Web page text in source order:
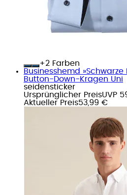
+
Farben
Businesshemd »Schwarze
Button-Down-Kragen Uni
seidensticker
Ursprünglicher PreisUVP
Aktueller Preis53,99 €